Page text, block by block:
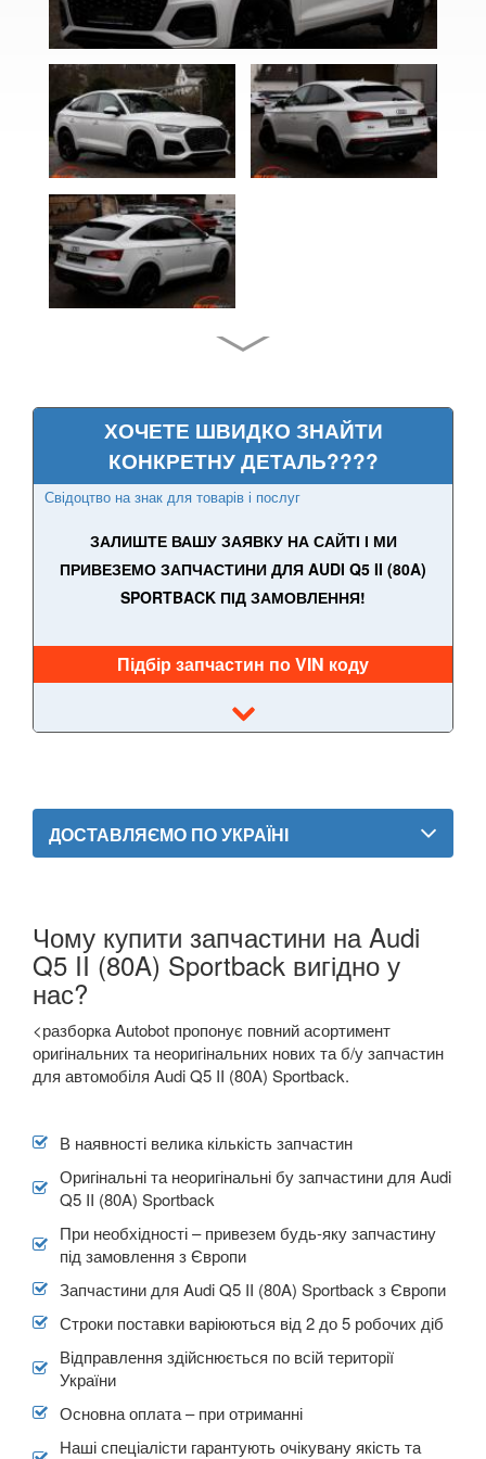
A3 IV (8Y)
A4 B6 (8E2, 8E5)
A4 B7 (8EC, 8ED)
A4 B8 (8K2, 8K5)
A4 B8 Allroad Quattro (8KH)
A4 B9 (8W)
A4 B9 Allroad Quattro (8HW)
A5 II Sportback (F5A)
A6 C5 (4B)
A6 Allroad Quattro C5 (4BH)
A6 C6 (4F2, 4F5)
A6 Allroad Quattro C6 (4FH)
A6 C7 (4G2, 4G5)
A6 Allroad Quattro C7 (4GH)
A7 I Sportback (4GA)
A8 D3 (4E2, 4E8)
A8 D4 (4H)
A8 D5 (5H)
e-tron
Q2
Q3 Sportback (FY)
Q5 II (FY, 80A)
Q5 II (80A) Sportback
Q7 I (4L)
ХОЧЕТЕ ШВИДКО ЗНАЙТИ
КОНКРЕТНУ ДЕТАЛЬ????
Свідоцтво на знак для товарів і послуг
ЗАЛИШТЕ ВАШУ ЗАЯВКУ НА САЙТІ І МИ
ПРИВЕЗЕМО ЗАПЧАСТИНИ ДЛЯ AUDI Q5 II (80A)
SPORTBACK ПІД ЗАМОВЛЕННЯ!
Підбір запчастин по VIN коду
attach_fileПрикріпити файл
ДОСТАВЛЯЄМО ПО УКРАЇНІ
Чому купити запчастини на Audi
Q5 II (80A) Sportback вигідно у
нас?
<разборка Autobot пропонує повний асортимент
оригінальних та неоригінальних нових та б/у запчастин
для автомобіля Audi Q5 II (80A) Sportback.
В наявності велика кількість запчастин
Оригінальні та неоригінальні бу запчастини для Audi
Q5 II (80A) Sportback
При необхідності – привезем будь-яку запчастину
під замовлення з Європи
Запчастини для Audi Q5 II (80A) Sportback з Європи
Строки поставки варіюються від 2 до 5 робочих діб
Відправлення здійснюється по всій території
України
Основна оплата – при отриманні
Наші спеціалісти гарантують очікувану якість та